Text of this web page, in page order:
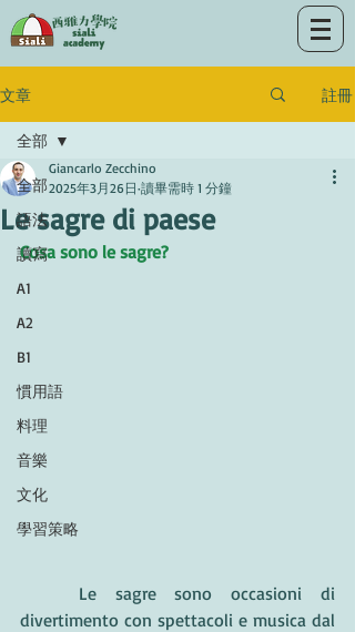
文章 註冊
全部
語法
讀寫
A1
A2
B1
慣用語
料理
音樂
文化
學習策略
全部
Le sagre di paese
Giancarlo Zecchino
2025年3月26日 讀畢需時 1 分鐘
Cosa sono le sagre?
divertimento con spettacoli e musica dal